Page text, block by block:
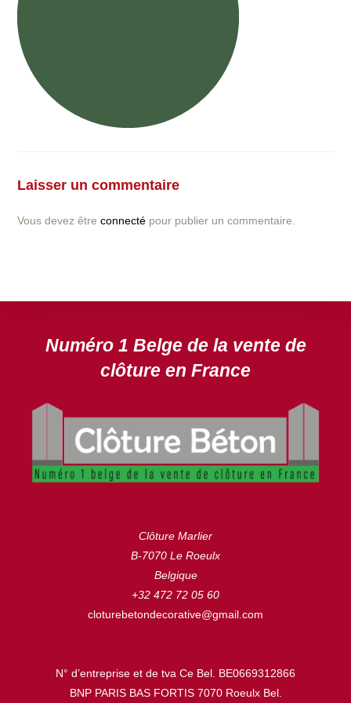
Laisser un commentaire
Vous devez êtreconnecté pour publier un commentaire.
N’hésitez pas à nous contacter ! nous vous proposerons
projet.
Numéro 1 Belge de la vente de
clôture en France
Clôture Marlier
B-7070 Le Roeulx
Belgique
+32 472 72 05 60
cloturebetondecorative@gmail.com
N° d’entreprise et de tva Ce Bel. BE0669312866
BNP PARIS BAS FORTIS 7070 Roeulx Bel.